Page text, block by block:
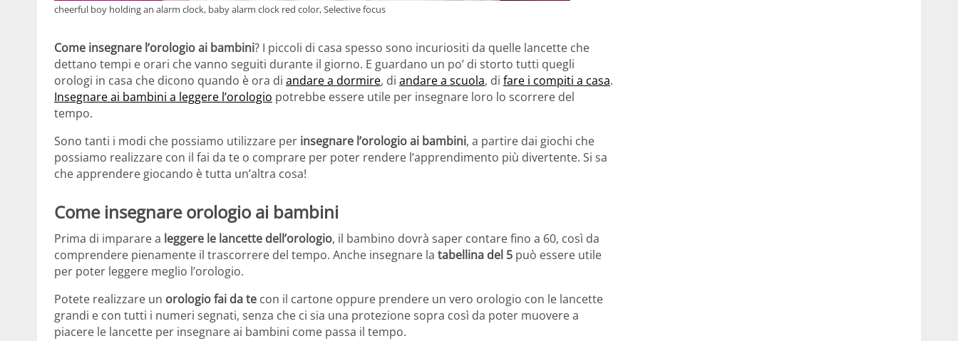
cheerful boy holding an alarm clock, baby alarm clock red color, Selective focus
Come insegnare l’orologio ai bambini? I piccoli di casa spesso sono incuriositi da quelle lancette che
dettano tempi e orari che vanno seguiti durante il giorno. E guardano un po’ di storto tutti quegli
orologi in casa che dicono quando è ora di andare a dormire, di andare a scuola, di fare i compiti a casa.
Insegnare ai bambini a leggere l’orologio potrebbe essere utile per insegnare loro lo scorrere del
tempo.
Sono tanti i modi che possiamo utilizzare per insegnare l’orologio ai bambini, a partire dai giochi che
possiamo realizzare con il fai da te o comprare per poter rendere l’apprendimento più divertente. Si sa
che apprendere giocando è tutta un’altra cosa!
Come insegnare orologio ai bambini
Prima di imparare a leggere le lancette dell’orologio, il bambino dovrà saper contare fino a 60, così da
comprendere pienamente il trascorrere del tempo. Anche insegnare la tabellina del 5 può essere utile
per poter leggere meglio l’orologio.
Potete realizzare un orologio fai da te con il cartone oppure prendere un vero orologio con le lancette
grandi e con tutti i numeri segnati, senza che ci sia una protezione sopra così da poter muovere a
piacere le lancette per insegnare ai bambini come passa il tempo.